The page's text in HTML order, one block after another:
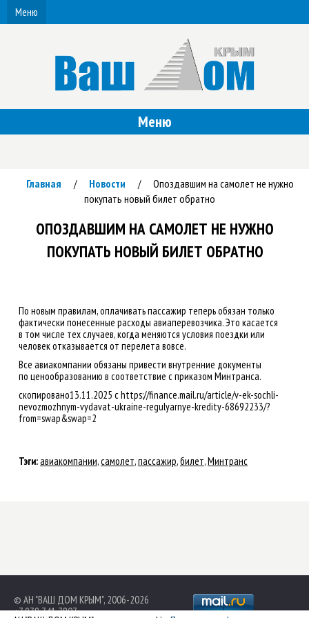
Меню
Меню
Главная / Новости /
Опоздавшим на самолет не нужно
покупать новый билет обратно
ОПОЗДАВШИМ НА САМОЛЕТ НЕ НУЖНО
ПОКУПАТЬ НОВЫЙ БИЛЕТ ОБРАТНО
По новым правилам, оплачивать пассажир теперь обязан только
фактически понесенные расходы авиаперевозчика. Это касается
в том числе тех случаев, когда меняются условия поездки или
человек отказывается от перелета вовсе.
Все авиакомпании обязаны привести внутренние документы
по ценообразованию в соответствие с приказом Минтранса.
скопировано13.11.2025 с https://finance.mail.ru/article/v-ek-sochli-
nevozmozhnym-vydavat-ukraine-regulyarnye-kredity-68692233/?
from=swap&swap=2
Тэги:авиакомпании,самолет,пассажир,билет,Минтранс
© АН "ВАШ ДОМ КРЫМ", 2006-2026
+7 978 741 7807